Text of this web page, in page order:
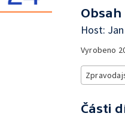
Host:
Vyrobeno
Části